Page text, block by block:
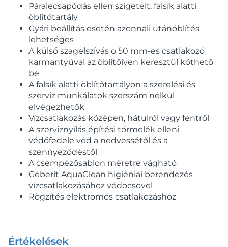
Páralecsapódás ellen szigetelt, falsík alatti
öblítőtartály
Gyári beállítás esetén azonnali utánöblítés
lehetséges
A külső szagelszívás o 50 mm-es csatlakozó
karmantyúval az öblítőíven keresztül köthető
be
A falsík alatti öblítőtartályon a szerelési és
szerviz munkálatok szerszám nélkül
elvégezhetők
Vízcsatlakozás középen, hátulról vagy fentről
A szerviznyílás építési törmelék elleni
védőfedele véd a nedvessétől és a
szennyeződéstől
A csempézősablon méretre vágható
Geberit AquaClean higiéniai berendezés
vízcsatlakozásához védocsovel
Rögzítés elektromos csatlakozáshoz
Értékelések